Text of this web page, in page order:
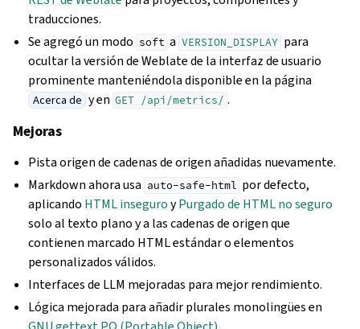
traducciones.
Se agregó un modo soft a VERSION_DISPLAY para
ocultar la versión de Weblate de la interfaz de usuario
prominente manteniéndola disponible en la página
Acerca de y en GET /api/metrics/ .
Mejoras
Pista origen de cadenas de origen añadidas nuevamente.
Markdown ahora usa auto-safe-html por defecto,
aplicando HTML inseguroyPurgado de HTML no seguro
solo al texto plano y a las cadenas de origen que
contienen marcado HTML estándar o elementos
personalizados válidos.
Interfaces de LLM mejoradas para mejor rendimiento.
Lógica mejorada para añadir plurales monolingües en